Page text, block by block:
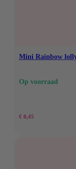
Mini Rainbow
Op voorraad
€ 0,45